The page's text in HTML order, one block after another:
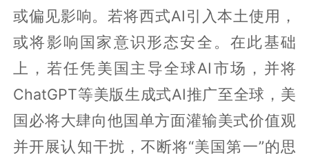
或偏见影响。若将西式AI引入本土使用，
或将影响国家意识形态安全。在此基础
上，若任凭美国主导全球AI市场，并将
ChatGPT等美版生成式AI推广至全球，美
国必将大肆向他国单方面灌输美式价值观
并开展认知干扰，不断将“美国第一”的思